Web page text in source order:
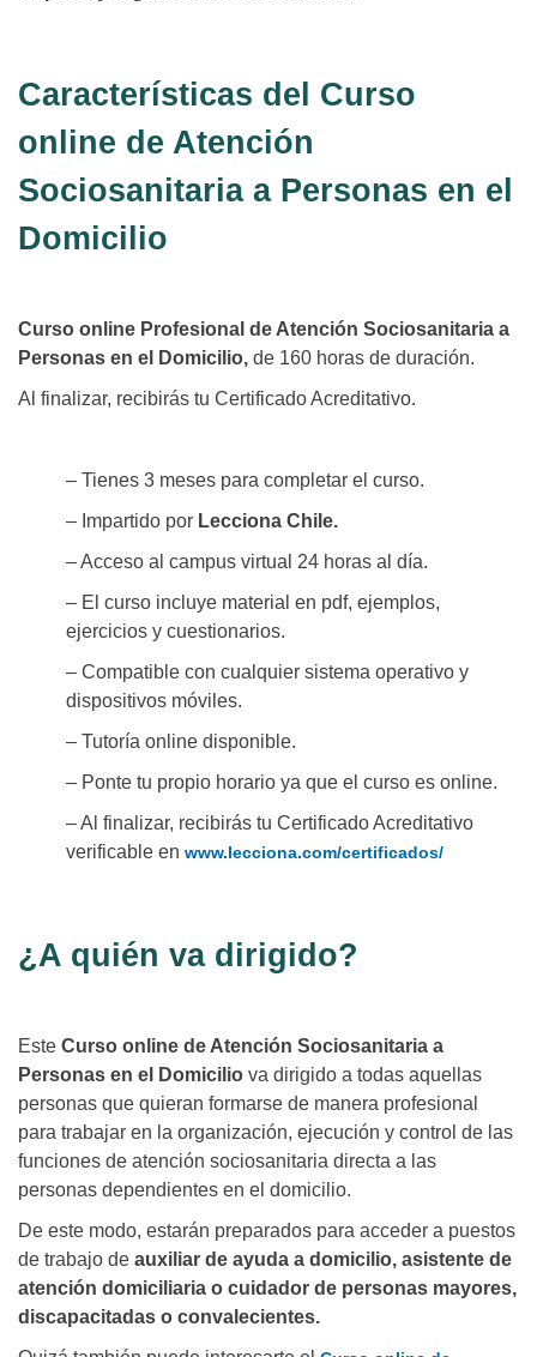
Características del Curso
online de Atención
Sociosanitaria a Personas en el
Domicilio
Curso online Profesional de Atención Sociosanitaria a
Personas en el Domicilio, de 160 horas de duración.
Al finalizar, recibirás tu Certificado Acreditativo.
– Tienes 3 meses para completar el curso.
– Impartido por Lecciona Chile.
– Acceso al campus virtual 24 horas al día.
– El curso incluye material en pdf, ejemplos,
ejercicios y cuestionarios.
– Compatible con cualquier sistema operativo y
dispositivos móviles.
– Tutoría online disponible.
– Ponte tu propio horario ya que el curso es online.
– Al finalizar, recibirás tu Certificado Acreditativo
verificable en www.lecciona.com/certificados/
¿A quién va dirigido?
Este Curso online de Atención Sociosanitaria a
Personas en el Domicilio va dirigido a todas aquellas
personas que quieran formarse de manera profesional
para trabajar en la organización, ejecución y control de las
funciones de atención sociosanitaria directa a las
personas dependientes en el domicilio.
De este modo, estarán preparados para acceder a puestos
de trabajo de auxiliar de ayuda a domicilio, asistente de
atención domiciliaria o cuidador de personas mayores,
discapacitadas o convalecientes.